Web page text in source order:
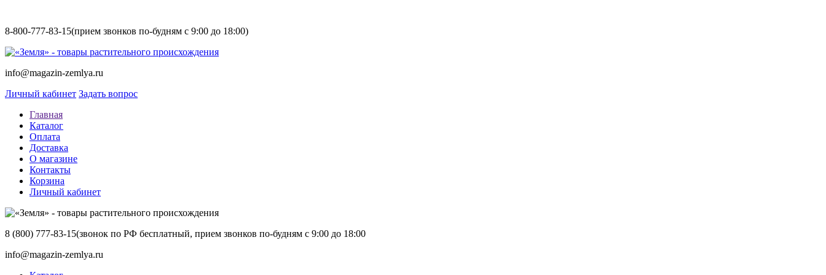
8-800-777-83-15(прием звонков по-будням с 9:00 до 18:00)
info@magazin-zemlya.ru
Личный кабинет Задать вопрос
Главная
Каталог
Оплата
Доставка
О магазине
Контакты
Корзина
Личный кабинет
8 (800) 777-83-15(звонок по РФ бесплатный, прием звонков по-будням с 9:00 до 18:00
info@magazin-zemlya.ru